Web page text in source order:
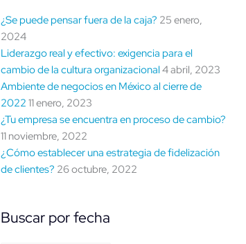
¿Se puede pensar fuera de la caja? 25 enero,
2024
Liderazgo real y efectivo: exigencia para el
cambio de la cultura organizacional 4 abril, 2023
Ambiente de negocios en México al cierre de
2022 11 enero, 2023
¿Tu empresa se encuentra en proceso de cambio?
11 noviembre, 2022
¿Cómo establecer una estrategia de fidelización
de clientes? 26 octubre, 2022
Buscar por fecha